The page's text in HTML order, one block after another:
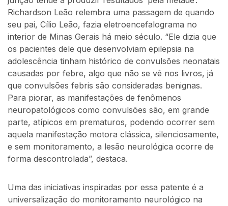
Richardson Leão relembra uma passagem de quando
seu pai, Cílio Leão, fazia eletroencefalograma no
interior de Minas Gerais há meio século. “Ele dizia que
os pacientes dele que desenvolviam epilepsia na
adolescência tinham histórico de convulsões neonatais
causadas por febre, algo que não se vê nos livros, já
que convulsões febris são consideradas benignas.
Para piorar, as manifestações de fenômenos
neuropatológicos como convulsões são, em grande
parte, atípicos em prematuros, podendo ocorrer sem
aquela manifestação motora clássica, silenciosamente,
e sem monitoramento, a lesão neurológica ocorre de
forma descontrolada”, destaca.
Uma das iniciativas inspiradas por essa patente é a
universalização do monitoramento neurológico na